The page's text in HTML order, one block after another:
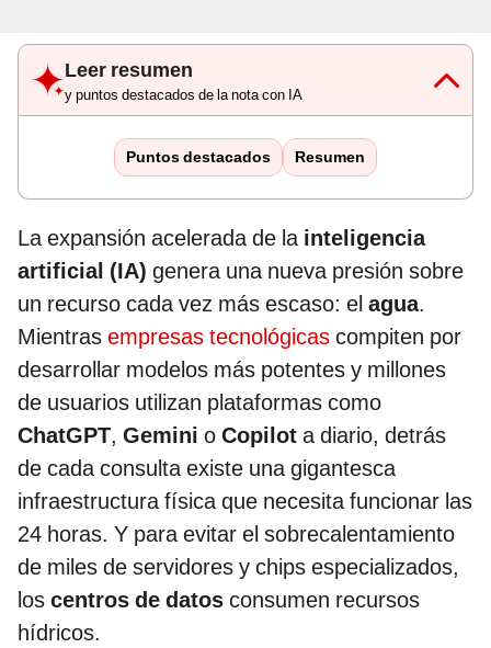
Leer resumen
y puntos destacados de la nota con IA
Puntos destacados Resumen
La expansión acelerada de la inteligencia
artificial (IA) genera una nueva presión sobre
un recurso cada vez más escaso: el agua.
Mientras empresas tecnológicas compiten por
desarrollar modelos más potentes y millones
de usuarios utilizan plataformas como
ChatGPT, Gemini o Copilot a diario, detrás
de cada consulta existe una gigantesca
infraestructura física que necesita funcionar las
24 horas. Y para evitar el sobrecalentamiento
de miles de servidores y chips especializados,
los centros de datos consumen recursos
hídricos.